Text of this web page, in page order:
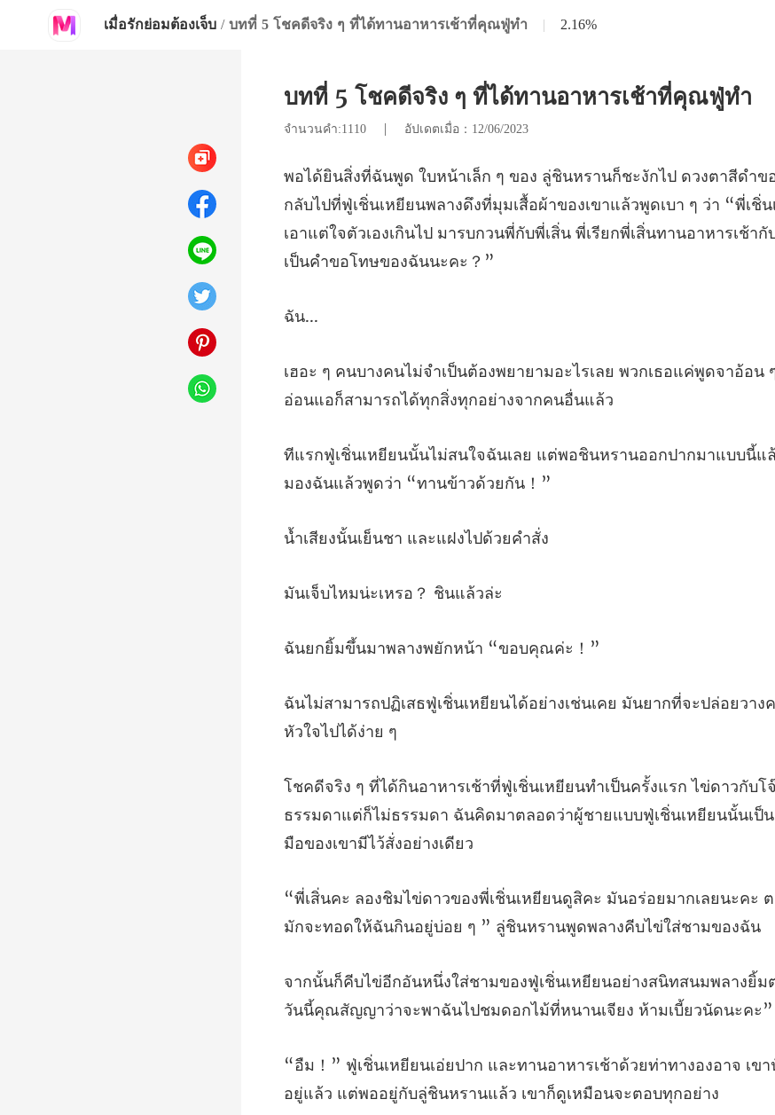
เมื่อรักย่อมต้องเจ็บ / บทที่ 5 โชคดีจริง ๆ ที่ได้ทานอาหารเช้าที่คุณฟู่ทำ | 2.16%
บทที่ 5 โชคดีจริง ๆ ที่ได้ทานอาหารเช้าที่คุณฟู่ทำ
จำนวนคำ:1110 | อัปเดตเมื่อ：12/06/2023
เชิ่นเหยียนพลางดึงที่มุมเสื้อผ้าของเขาแล้วพูดเบา ๆ ว่า “พี่เชิ่
เอาแต่ใจตัวเอง
น.
ย พวกเธอแค่พูดจาอ้อน
อ่อนแ
ต่พอชินหรานออกปากมาแบบนี้แ
เย็นชา และแฝ
มน่ะเหรอ？
มาพลางพยักหน้
ด้อย่างเช่นเคย มันยากที่จะปล่อยวา
วกับโ
ธรรมดาแต่ก็ไม่ธรรมดา ฉันคิดมาตลอดว่าผู้ชายแบ
นอร่อยมากเลยนะคะ
มักจะทอดให้ฉันก
างสนิทสนมพลางยิ้ม
วันนี้คุณสัญญ
ยท่าทางองอาจ เข
อยู่แล้ว แต่พอ